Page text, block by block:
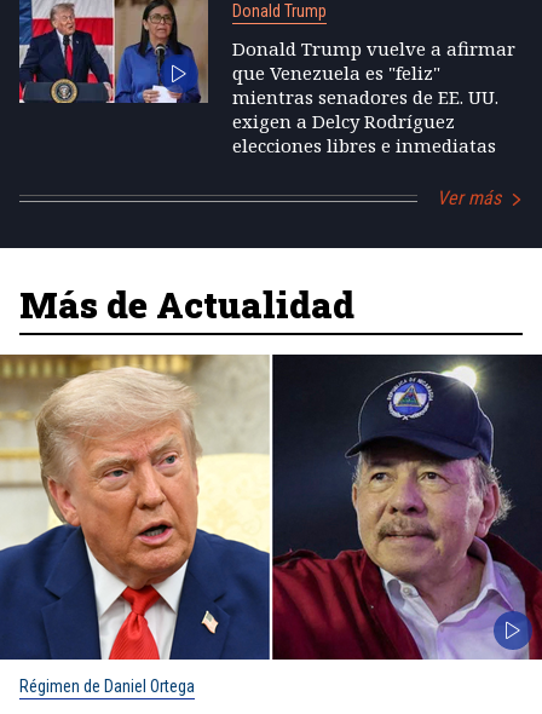
Donald Trump
Donald Trump vuelve a afirmar
que Venezuela es "feliz"
mientras senadores de EE. UU.
exigen a Delcy Rodríguez
elecciones libres e inmediatas
Ver más
Más de Actualidad
Régimen de Daniel Ortega